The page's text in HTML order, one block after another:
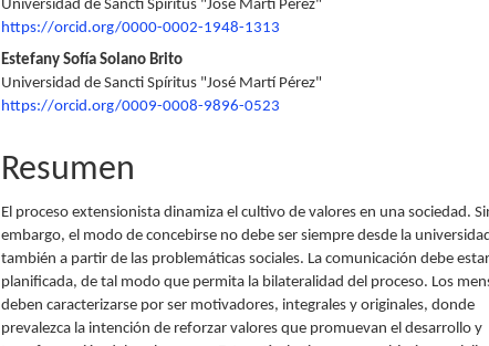
artículo
Universidad de Sancti Spíritus "José Martí Pérez"
https://orcid.org/0000-0002-1948-1313
Estefany Sofía Solano Brito
Universidad de Sancti Spíritus "José Martí Pérez"
https://orcid.org/0009-0008-9896-0523
Resumen
El proceso extensionista dinamiza el cultivo de valores en una sociedad.
embargo, el modo de concebirse no debe ser siempre desde la
también a partir de las problemáticas sociales. La comunicación debe estar
planificada, de tal modo que permita la bilateralidad del proceso. Los
deben caracterizarse por ser motivadores, integrales y originales, donde
prevalezca la intención de reforzar valores que promuevan el desarrollo y